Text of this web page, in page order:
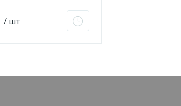
/ шт